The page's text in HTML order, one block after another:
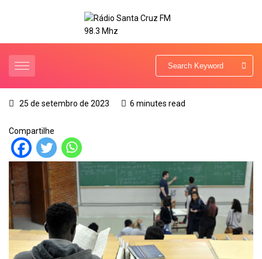
25 de setembro de 2023 6 minutes read
Compartilhe